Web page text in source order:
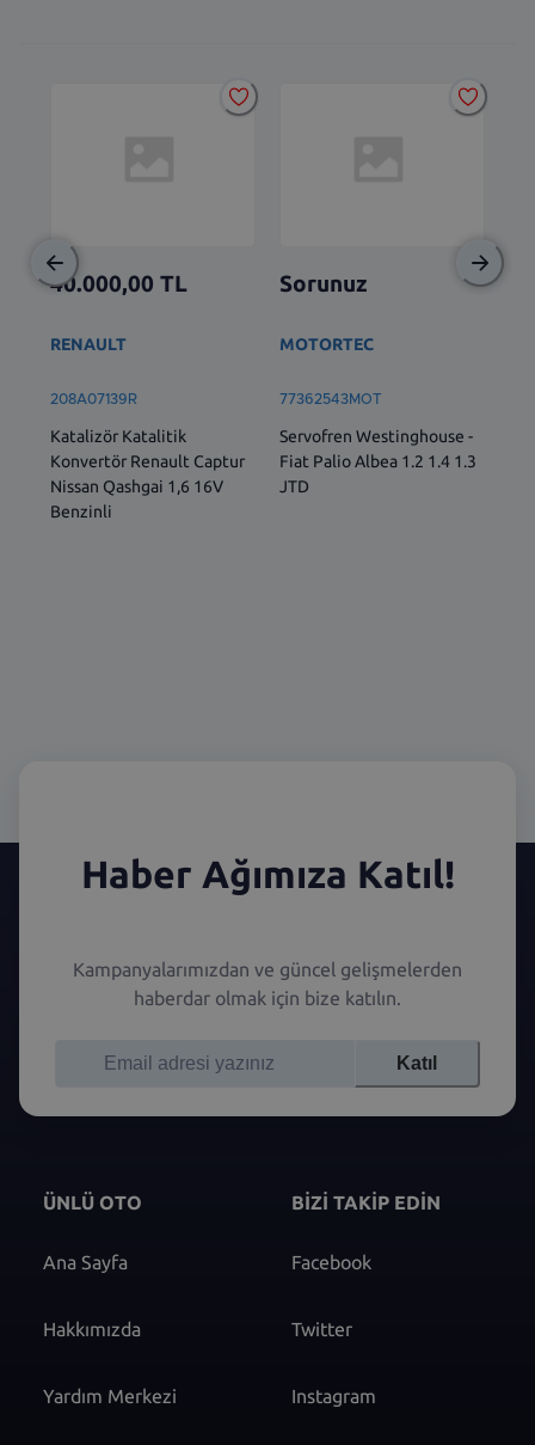
40.000,00 TL
RENAULT
208A07139R
Katalizör Katalitik
Konvertör Renault Captur
Nissan Qashgai 1,6 16V
Benzinli
Sorunuz
MOTORTEC
77362543MOT
Servofren Westinghouse -
Fiat Palio Albea 1.2 1.4 1.3
JTD
Haber Ağımıza Katıl!
Kampanyalarımızdan ve güncel gelişmelerden
haberdar olmak için bize katılın.
Katıl
ÜNLÜ OTO
Ana Sayfa
Hakkımızda
Yardım Merkezi
BİZİ TAKİP EDİN
Facebook
Twitter
Instagram